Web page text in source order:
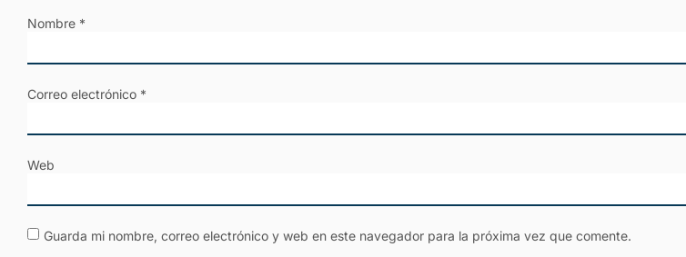
Nombre *
Correo electrónico *
Web
Guarda mi nombre, correo electrónico y web en este navegador para la próxima vez que comente.